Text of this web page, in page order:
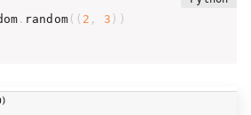
. random( ( 2 , 3 ) )